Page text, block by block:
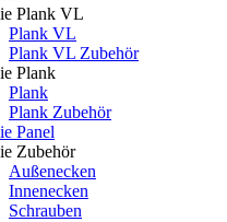
Plank VL
Plank VL
Plank VL Zubehör
Plank
Plank
Plank Zubehör
Panel
Zubehör
Außenecken
Innenecken
Schrauben